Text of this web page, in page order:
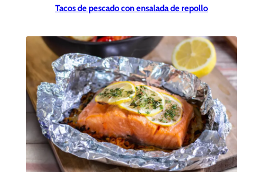
Tacos de pescado con ensalada de repollo